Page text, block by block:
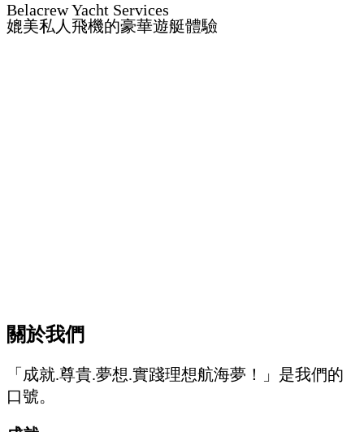
Belacrew Yacht Services
媲美私人飛機的豪華遊艇體驗
關於我們
「成就.尊貴.夢想.實踐理想航海夢！」是我們的
口號。